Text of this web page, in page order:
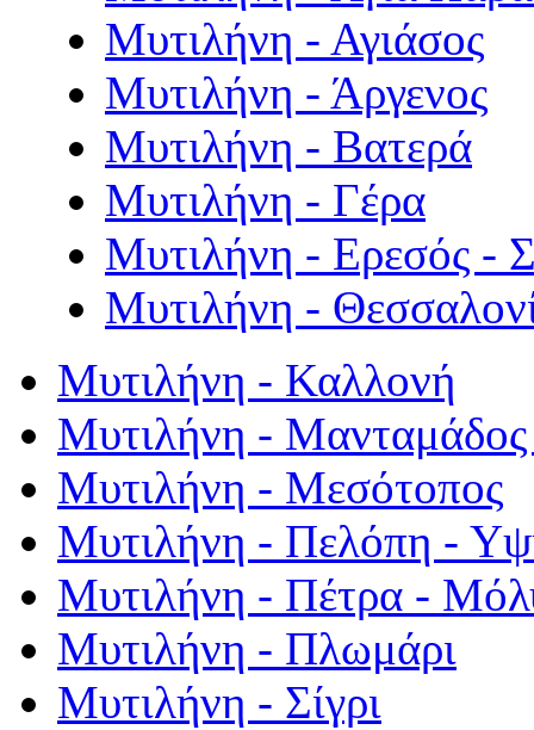
Μυτιλήνη - Αγιάσος
Μυτιλήνη - Άργενος
Μυτιλήνη - Βατερά
Μυτιλήνη - Γέρα
Μυτιλήνη - Ερεσός -
Μυτιλήνη -
Μυτιλήνη - Καλλονή
Μυτιλήνη - Μανταμάδος
Μυτιλήνη - Μεσότοπος
Μυτιλήνη - Πελόπη -
Μυτιλήνη - Πέτρα -
Μυτιλήνη - Πλωμάρι
Μυτιλήνη - Σίγρι